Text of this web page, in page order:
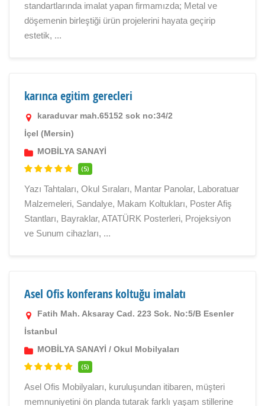
standartlarında imalat yapan firmamızda; Metal ve
döşemenin birleştiği ürün projelerini hayata geçirip
estetik, ...
karınca egitim gerecleri
karaduvar mah.65152 sok no:34/2
İçel (Mersin)
MOBİLYA SANAYİ
(5)
Yazı Tahtaları, Okul Sıraları, Mantar Panolar, Laboratuar
Malzemeleri, Sandalye, Makam Koltukları, Poster Afiş
Stantları, Bayraklar, ATATÜRK Posterleri, Projeksiyon
ve Sunum cihazları, ...
Asel Ofis konferans koltuğu imalatı
Fatih Mah. Aksaray Cad. 223 Sok. No:5/B Esenler
İstanbul
MOBİLYA SANAYİ / Okul Mobilyaları
(5)
Asel Ofis Mobilyaları, kuruluşundan itibaren, müşteri
memnuniyetini ön planda tutarak farklı yaşam stillerine